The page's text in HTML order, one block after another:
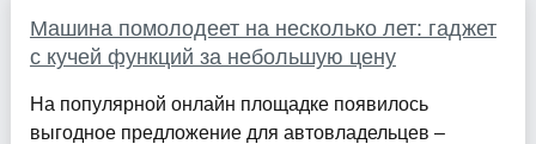
Машина помолодеет на несколько лет: гаджет
с кучей функций за небольшую цену
На популярной онлайн площадке появилось
выгодное предложение для автовладельцев –